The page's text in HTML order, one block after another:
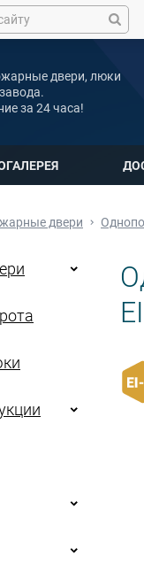
двери, люки
за 24 часа!
двери